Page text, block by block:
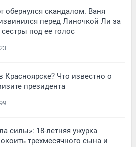
обернулся скандалом. Ваня
перед Линочкой Ли за
под ее голос
Красноярске? Что известно о
президента
силы»: 18-летняя ужурка
трехмесячного сына и